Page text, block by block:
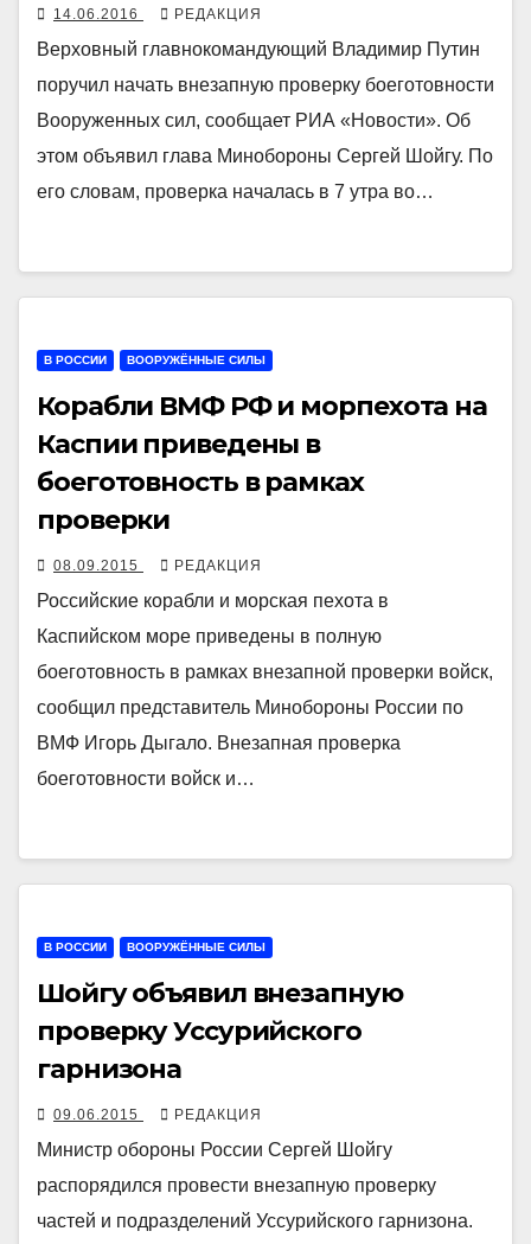
14.06.2016 РЕДАКЦИЯ
Верховный главнокомандующий Владимир Путин
поручил начать внезапную проверку боеготовности
Вооруженных сил, сообщает РИА «Новости». Об
этом объявил глава Минобороны Сергей Шойгу. По
его словам, проверка началась в 7 утра во…
В РОССИИ ВООРУЖЁННЫЕ СИЛЫ
Корабли ВМФ РФ и морпехота на
Каспии приведены в
боеготовность в рамках
проверки
08.09.2015 РЕДАКЦИЯ
Российские корабли и морская пехота в
Каспийском море приведены в полную
боеготовность в рамках внезапной проверки войск,
сообщил представитель Минобороны России по
ВМФ Игорь Дыгало. Внезапная проверка
боеготовности войск и…
В РОССИИ ВООРУЖЁННЫЕ СИЛЫ
Шойгу объявил внезапную
проверку Уссурийского
гарнизона
09.06.2015 РЕДАКЦИЯ
Министр обороны России Сергей Шойгу
распорядился провести внезапную проверку
частей и подразделений Уссурийского гарнизона.